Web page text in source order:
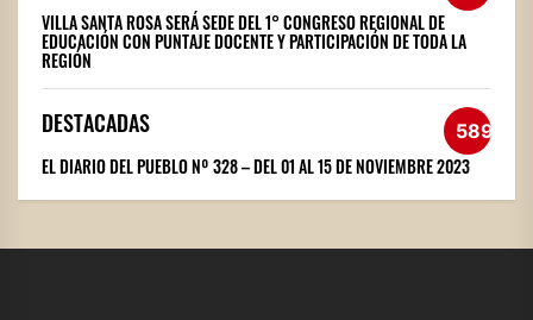
VILLA SANTA ROSA SERÁ SEDE DEL 1° CONGRESO REGIONAL DE
EDUCACIÓN CON PUNTAJE DOCENTE Y PARTICIPACIÓN DE TODA LA
REGIÓN
DESTACADAS 589
EL DIARIO DEL PUEBLO Nº 328 – DEL 01 AL 15 DE NOVIEMBRE 2023